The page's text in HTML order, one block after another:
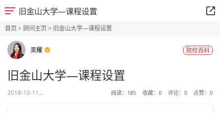
旧金山大学—课程设置
首页> 顾问主页> 旧金山大学—课程设置
吴耀 院校百科
旧金山大学—课程设置
2018-10-11... 阅读： 185 收藏： 0 评论： 0 点赞： 0